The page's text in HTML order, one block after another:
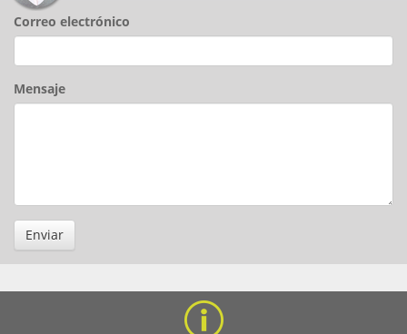
Correo electrónico
Mensaje
Enviar